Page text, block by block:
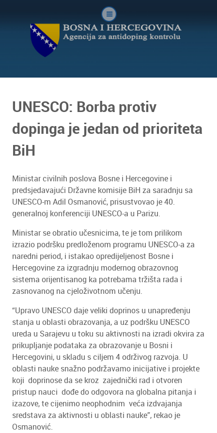
UNESCO: Borba protiv
dopinga je jedan od prioriteta
BiH
Ministar civilnih poslova Bosne i Hercegovine i
predsjedavajući Državne komisije BiH za saradnju sa
UNESCO-m Adil Osmanović, prisustvovao je 40.
generalnoj konferenciji UNESCO-a u Parizu.
Ministar se obratio učesnicima, te je tom prilikom
izrazio podršku predloženom programu UNESCO-a za
naredni period, i istakao opredijeljenost Bosne i
Hercegovine za izgradnju modernog obrazovnog
sistema orijentisanog ka potrebama tržišta rada i
zasnovanog na cjeloživotnom učenju.
“Upravo UNESCO daje veliki doprinos u unapređenju
stanja u oblasti obrazovanja, a uz podršku UNESCO
ureda u Sarajevu u toku su aktivnosti na izradi okvira za
prikupljanje podataka za obrazovanje u Bosni i
Hercegovini, u skladu s ciljem 4 održivog razvoja. U
oblasti nauke snažno podržavamo inicijative i projekte
koji doprinose da se kroz zajednički rad i otvoren
pristup nauci dođe do odgovora na globalna pitanja i
izazove, te cijenimo neophodnim veća izdvajanja
sredstava za aktivnosti u oblasti nauke”, rekao je
Osmanović.